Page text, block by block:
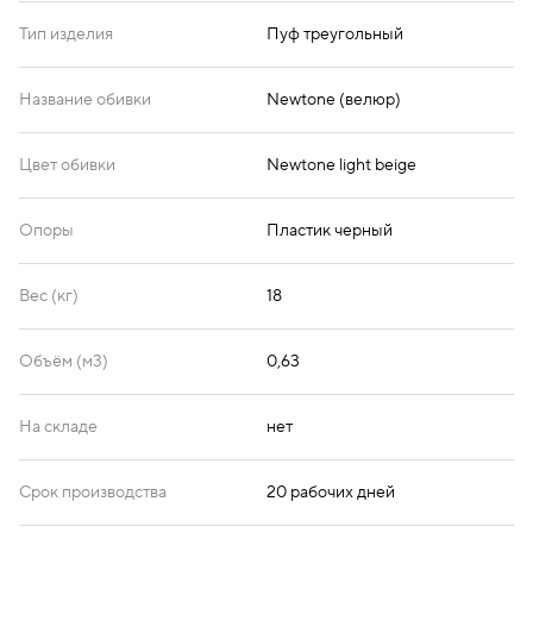
Тип изделия Пуф треугольный
Название обивки Newtone (велюр)
Цвет обивки Newtone light beige
Опоры Пластик черный
Вес (кг) 18
Объём (м3) 0,63
На складе нет
Срок производства 20 рабочих дней